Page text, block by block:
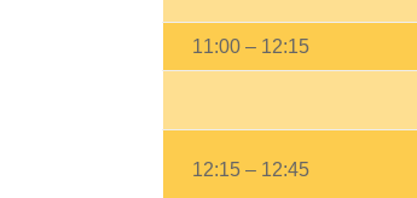
11:00 – 12:15
12:15 – 12:45